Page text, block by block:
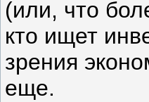
(или, что
кто ищет
зрения
еще.